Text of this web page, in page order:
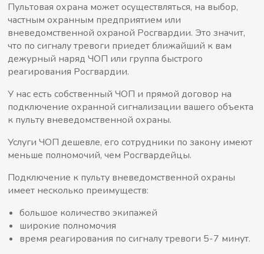
Пультовая охрана может осуществляться, на выбор,
частным охранным предприятием или
вневедомственной охраной Росгвардии. Это значит,
что по сигналу тревоги приедет ближайший к вам
дежурный наряд ЧОП или группа быстрого
реагирования Росгвардии.
У нас есть собственный ЧОП и прямой договор на
подключение охранной сигнализации вашего объекта
к пульту вневедомственной охраны.
Услуги ЧОП дешевле, его сотрудники по закону имеют
меньше полномочий, чем Росгвардейцы.
Подключение к пульту вневедомственной охраны
имеет несколько преимуществ:
большое количество экипажей
широкие полномочия
время реагирования по сигналу тревоги 5-7 минут.